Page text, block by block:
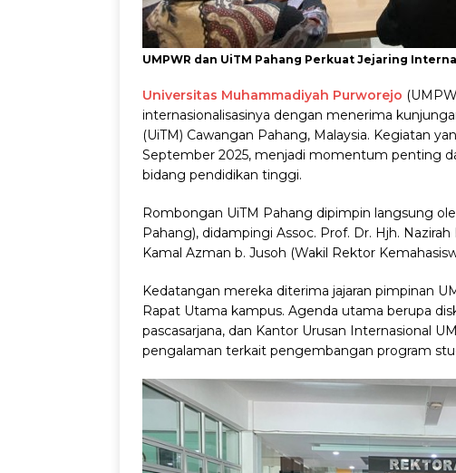
UMPWR dan UiTM Pahang Perkuat Jejaring
Universitas Muhammadiyah Purworejo
internasionalisasinya dengan menerima
(UiTM) Cawangan Pahang, Malaysia. Kegiatan
September 2025, menjadi momentum penting
bidang pendidikan tinggi.
Rombongan UiTM Pahang dipimpin langsung
Pahang), didampingi Assoc. Prof. Dr. Hjh.
Kamal Azman b. Jusoh (Wakil Rektor
Kedatangan mereka diterima jajaran pimpinan
Rapat Utama kampus. Agenda utama berupa
pascasarjana, dan Kantor Urusan Internasional
pengalaman terkait pengembangan program